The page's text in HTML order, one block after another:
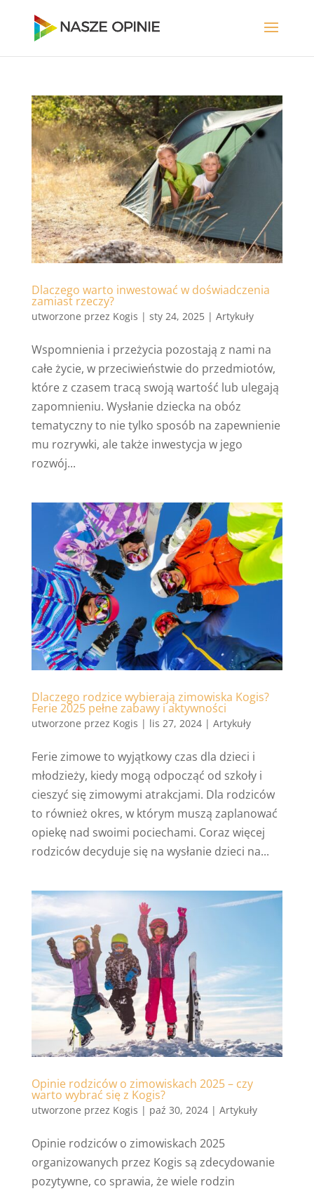
Dlaczego warto inwestować w doświadczenia
zamiast rzeczy?
utworzone przez Kogis | sty 24, 2025| Artykuły
Wspomnienia i przeżycia pozostają z nami na
całe życie, w przeciwieństwie do przedmiotów,
które z czasem tracą swoją wartość lub ulegają
zapomnieniu. Wysłanie dziecka na obóz
tematyczny to nie tylko sposób na zapewnienie
mu rozrywki, ale także inwestycja w jego
rozwój...
Dlaczego rodzice wybierają zimowiska Kogis?
Ferie 2025 pełne zabawy i aktywności
utworzone przez Kogis | lis 27, 2024| Artykuły
Ferie zimowe to wyjątkowy czas dla dzieci i
młodzieży, kiedy mogą odpocząć od szkoły i
cieszyć się zimowymi atrakcjami. Dla rodziców
to również okres, w którym muszą zaplanować
opiekę nad swoimi pociechami. Coraz więcej
rodziców decyduje się na wysłanie dzieci na...
Opinie rodziców o zimowiskach 2025 – czy
warto wybrać się z Kogis?
utworzone przez Kogis | paź 30, 2024| Artykuły
Opinie rodziców o zimowiskach 2025
organizowanych przez Kogis są zdecydowanie
pozytywne, co sprawia, że wiele rodzin